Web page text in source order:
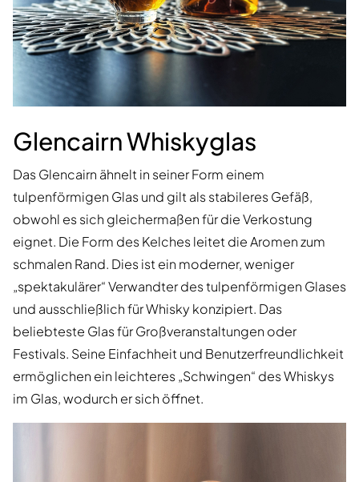
Glencairn Whiskyglas
Das Glencairn ähnelt in seiner Form einem
tulpenförmigen Glas und gilt als stabileres Gefäß,
obwohl es sich gleichermaßen für die Verkostung
eignet. Die Form des Kelches leitet die Aromen zum
schmalen Rand. Dies ist ein moderner, weniger
„spektakulärer“ Verwandter des tulpenförmigen Glases
und ausschließlich für Whisky konzipiert. Das
beliebteste Glas für Großveranstaltungen oder
Festivals. Seine Einfachheit und Benutzerfreundlichkeit
ermöglichen ein leichteres „Schwingen“ des Whiskys
im Glas, wodurch er sich öffnet.